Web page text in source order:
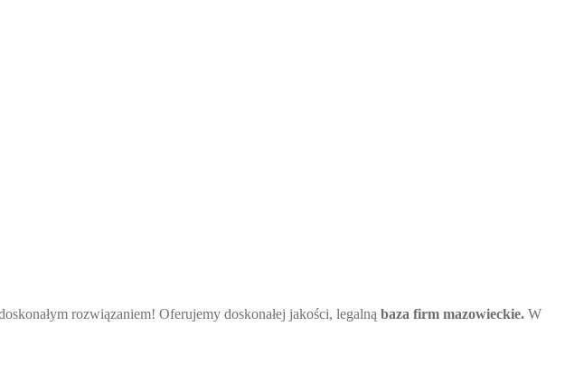
rozwiązaniem! Oferujemy doskonałej jakości, legalną baza firm mazowieckie. W